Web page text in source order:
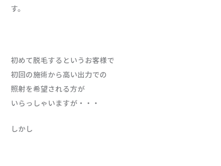
す。
初めて脱毛するというお客様で
初回の施術から高い出力での
照射を希望される方が
いらっしゃいますが・・・
しかし